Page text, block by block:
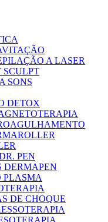
A LASER
SONS
DETOX
PEN
DERMAPEN
PLASMA
DE CHOQUE